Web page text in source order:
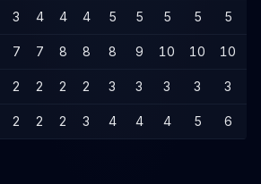
3 4 4 4 5 5 5 5 5
7 7 8 8 8 9 10 10 10
2 2 2 2 3 3 3 3 3
2 2 2 3 4 4 4 5 6